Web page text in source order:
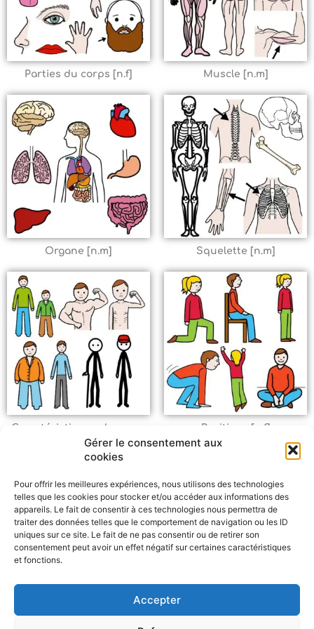
Gérer le consentement aux
cookies
Pour offrir les meilleures expériences, nous utilisons des technologies
telles que les cookies pour stocker et/ou accéder aux informations des
appareils. Le fait de consentir à ces technologies nous permettra de
traiter des données telles que le comportement de navigation ou les ID
uniques sur ce site. Le fait de ne pas consentir ou de retirer son
consentement peut avoir un effet négatif sur certaines caractéristiques
et fonctions.
Accepter
Parties du corps [n.f] Muscle [n.m]
Organe [n.m] Squelette [n.m]
Caractéristiques du corps Positions [n.f]
a
h
M
e
a